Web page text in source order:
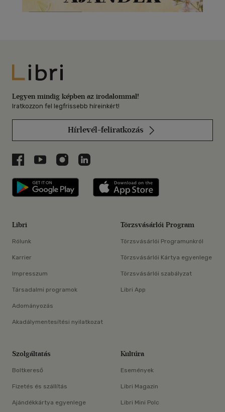
Libri
Legyen mindig képben az irodalommal!
Iratkozzon fel legfrissebb híreinkért!
Hírlevél-feliratkozás
Libri a Facebookon
Libri a Youtube-on
Libri az Instagramon
Libri a LinkedInen
Libri applikáció Szerezd meg: Google
Libri
Rólunk
Karrier
Impresszum
Társadalmi programok
Adományozás
Akadálymentesítési nyilatkozat
Törzsvásárlói Program
Törzsvásárlói Programunkról
Törzsvásárlói Kártya egyenlege
Törzsvásárlói szabályzat
Libri App
Szolgáltatás
Boltkereső
Fizetés és szállítás
Ajándékkártya egyenlege
Kultúra
Események
Libri Magazin
Libri Mini Polc